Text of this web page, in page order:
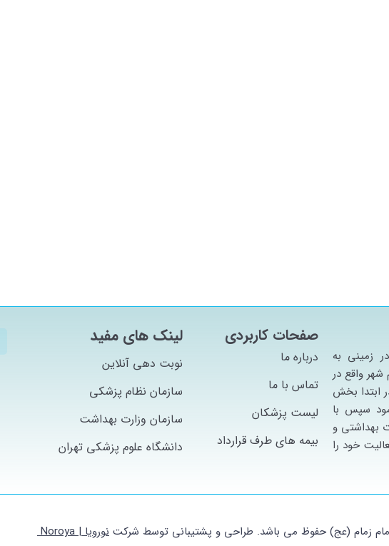
امام زمان در سال 1390 در زميني به
شهر واقع در
ابتدا بخش
سپس با
بهداشتي و
خود را
صفحات کاربردی
درباره ما
تماس با ما
لیست پزشکان
بیمه های طرف قرارداد
لینک های مفید
نوبت دهی آنلاین
سازمان نظام پزشکی
سازمان وزارت بهداشت
دانشگاه علوم پزشکی تهران
زمام (عج) حفوظ می باشد. طراحی و پشتیبانی توسط شرکت نورویا | Noroya